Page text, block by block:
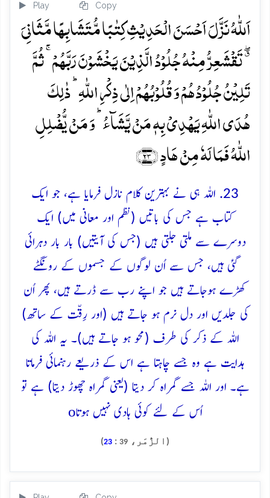
Play Copy
اَللّٰہُ نَزَّلَ اَحۡسَنَ الۡحَدِیۡثِ کِتٰبًا مُّتَشَابِہًا مَّثَانِیَ
٭ۖ تَقۡشَعِرُّ مِنۡہُ جُلُوۡدُ الَّذِیۡنَ یَخۡشَوۡنَ رَبَّہُمۡ ۚ ثُمَّ
تَلِیۡنُ جُلُوۡدُہُمۡ وَ قُلُوۡبُہُمۡ اِلٰی ذِکۡرِ اللّٰہِ ؕ ذٰلِکَ
ہُدَی اللّٰہِ یَہۡدِیۡ بِہٖ مَنۡ یَّشَآءُ ؕ وَ مَنۡ یُّضۡلِلِ
اللّٰہُ فَمَا لَہٗ مِنۡ ہَادٍ ﴿۲۳﴾
23. اللہ ہی نے بہترین کلام نازل فرمایا ہے، جو ایک
کتاب ہے جس کی باتیں (نظم اور معانی میں) ایک
دوسرے سے ملتی جلتی ہیں (جس کی آیتیں) بار بار دہرائی
گئی ہیں، جس سے اُن لوگوں کے جسموں کے رونگٹے
کھڑے ہوجاتے ہیں جو اپنے رب سے ڈرتے ہیں، پھر اُن
کی جلدیں اور دل نرم ہو جاتے ہیں (اور رِقّت کے ساتھ)
اللہ کے ذکر کی طرف (محو ہو جاتے ہیں)۔ یہ اللہ کی
ہدایت ہے وہ جسے چاہتا ہے اس کے ذریعے رہنمائی فرماتا
ہے۔ اور اللہ جسے گمراہ کر دیتا (یعنی گمراہ چھوڑ دیتا) ہے تو
اُس کے لئے کوئی ہادی نہیں ہوتاo
(الزُّمَر، 39
:
23
)